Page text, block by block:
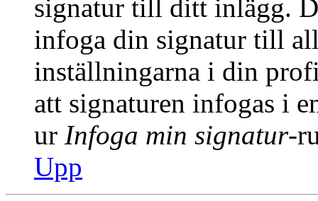
signatur till ditt inlägg.
infoga din signatur till
inställningarna i din
att signaturen infogas i
ur Infoga min signatur-
Upp